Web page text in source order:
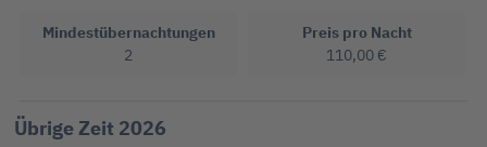
Mindestübernachtungen
2
Preis pro Nacht
110,00 €
Übrige Zeit 2026